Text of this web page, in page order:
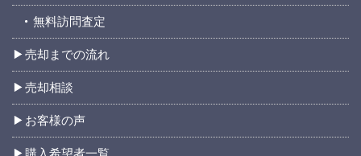
無料訪問査定
売却までの流れ
売却相談
お客様の声
購入希望者一覧